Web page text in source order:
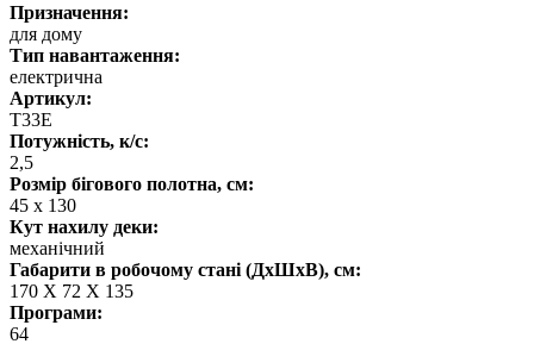
Призначення:
для дому
Тип навантаження:
електрична
Артикул:
T33E
Потужність, к/с:
2,5
Розмір бігового полотна, см:
45 х 130
Кут нахилу деки:
механічний
Габарити в робочому стані (ДхШхВ), см:
170 X 72 X 135
Програми:
64